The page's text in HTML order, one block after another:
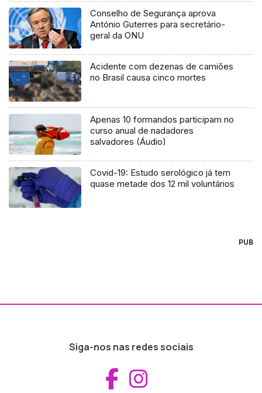
Conselho de Segurança aprova
António Guterres para secretário-
geral da ONU
Acidente com dezenas de camiões
no Brasil causa cinco mortes
Apenas 10 formandos participam no
curso anual de nadadores
salvadores (Áudio)
Covid-19: Estudo serológico já tem
quase metade dos 12 mil voluntários
PUB
Siga-nos nas redes sociais
Aceder ao